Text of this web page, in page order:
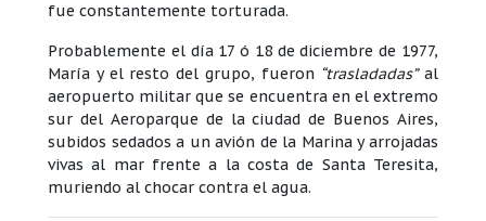
fue constantemente torturada.
Probablemente el día 17 ó 18 de diciembre de 1977,
María y el resto del grupo, fueron “trasladadas”al
aeropuerto militar que se encuentra en el extremo
sur del Aeroparque de la ciudad de Buenos Aires,
subidos sedados a un avión de la Marina y arrojadas
vivas al mar frente a la costa de Santa Teresita,
muriendo al chocar contra el agua.